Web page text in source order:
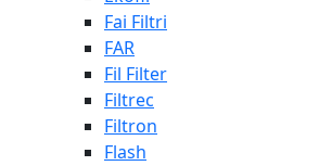
Fai Filtri
FAR
Fil Filter
Filtrec
Filtron
Flash